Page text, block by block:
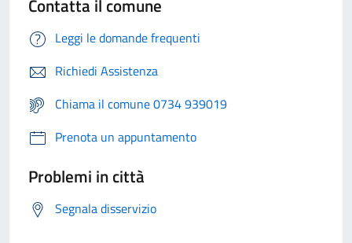
Contatta il comune
Leggi le domande frequenti
Richiedi Assistenza
Chiama il comune 0734 939019
Prenota un appuntamento
Problemi in città
Segnala disservizio